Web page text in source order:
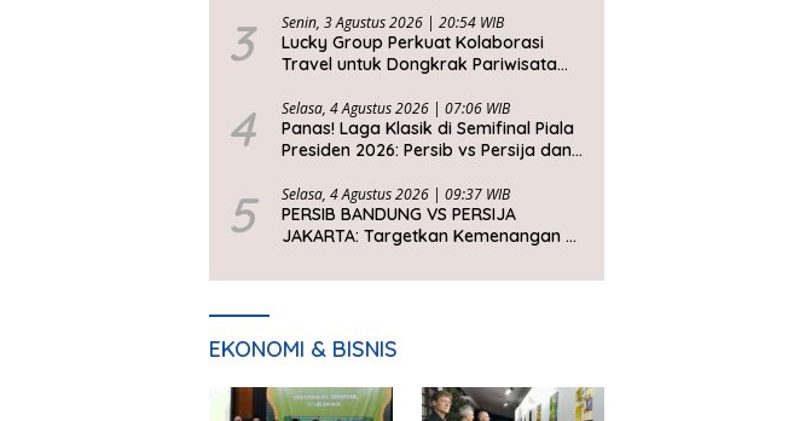
3 Senin, 3 Agustus 2026 | 20:54 WIB
Lucky Group Perkuat Kolaborasi
Travel untuk Dongkrak Pariwisata
4 Selasa, 4 Agustus 2026 | 07:06 WIB
Panas! Laga Klasik di Semifinal Piala
Presiden 2026: Persib vs Persija dan
5 Selasa, 4 Agustus 2026 | 09:37 WIB
PERSIB BANDUNG VS PERSIJA
JAKARTA: Targetkan Kemenangan di
EKONOMI & BISNIS